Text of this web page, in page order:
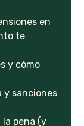
en
te
y cómo
y sanciones
la pena (y